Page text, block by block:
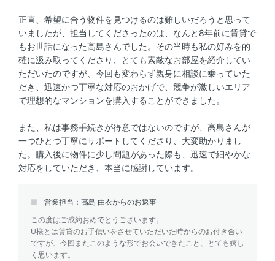
正直、希望に合う物件を見つけるのは難しいだろうと思って
いましたが、担当してくださったのは、なんと8年前に賃貸で
もお世話になった高島さんでした。その当時も私の好みを的
確に汲み取ってくださり、とても素敵なお部屋を紹介してい
ただいたのですが、今回も変わらず親身に相談に乗っていた
だき、迅速かつ丁寧な対応のおかげで、競争が激しいエリア
で理想的なマンションを購入することができました。
また、私は事務手続きが得意ではないのですが、高島さんが
一つひとつ丁寧にサポートしてくださり、大変助かりまし
た。購入後に物件に少し問題があった際も、迅速で細やかな
対応をしていただき、本当に感謝しています。
営業担当：高島 由衣からのお返事
この度はご成約おめでとうございます。
U様とは賃貸のお手伝いをさせていただいた時からのお付き合い
ですが、今回またこのような形でお会いできたこと、とても嬉し
く思います。